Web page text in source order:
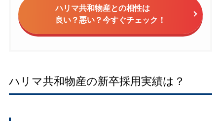
ハリマ共和物産との相性は
良い？悪い？今すぐチェック！
ハリマ共和物産の新卒採用実績は？